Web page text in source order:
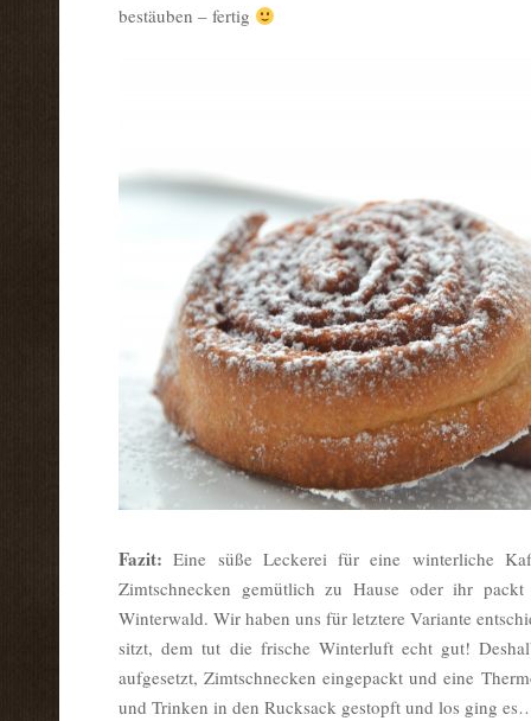
bestäuben – fertig
Fazit: Eine süße Leckerei für eine winterliche
Zimtschnecken gemütlich zu Hause oder ihr
Winterwald. Wir haben uns für letztere Variante
sitzt, dem tut die frische Winterluft echt gut!
aufgesetzt, Zimtschnecken eingepackt und eine
und Trinken in den Rucksack gestopft und los ging